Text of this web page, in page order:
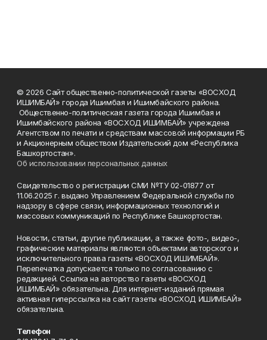
© 2026 Сайт общественно-политической газеты «ВОСХОД
ИШИМБАЙ» города Ишимбая и Ишимбайского района.
Общественно-политическая газета города Ишимбая и
Ишимбайского района «ВОСХОД ИШИМБАЙ» учреждена
Агентством по печати и средствам массовой информации РБ
и Акционерным обществом Издательский дом «Республика
Башкортостан».
Об использовании персональных данных
Свидетельство о регистрации СМИ №ТУ 02-01877 от
11.06.2025 г. выдано Управлением Федеральной службы по
надзору в сфере связи, информационных технологий и
массовых коммуникаций по Республике Башкортостан.
Новости, статьи, другие публикации, а также фото-, видео-,
графические материалы являются объектами авторского и
исключительного права газеты «ВОСХОД ИШИМБАЙ».
Перепечатка допускается только по согласованию с
редакцией. Ссылка на авторство газеты «ВОСХОД
ИШИМБАЙ» обязательна. Для интернет-изданий прямая
активная гиперссылка на сайт газеты «ВОСХОД ИШИМБАЙ»
обязательна.
Телефон